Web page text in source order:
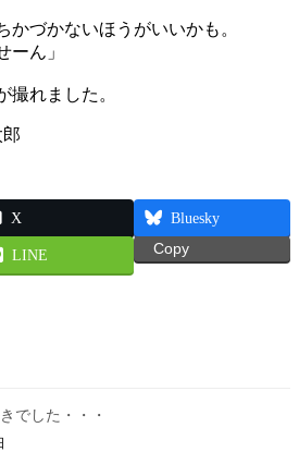
かづかないほうがいいかも。
ーん」
撮れました。
X Bluesky
LINE Copy
でした・・・